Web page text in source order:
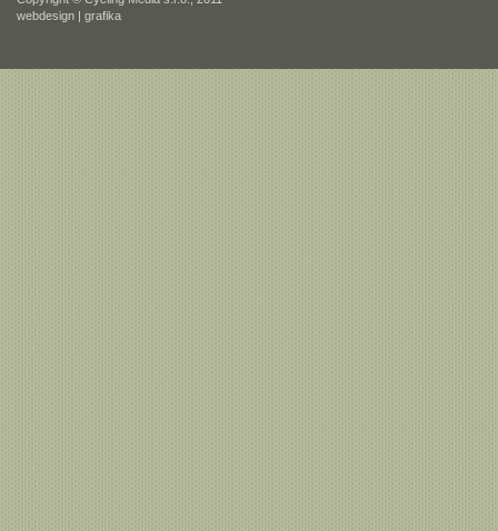
webdesign | grafika